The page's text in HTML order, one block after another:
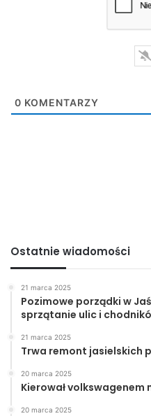
0 KOMENTARZY
Ostatnie wiadomości
21 marca 2025
Pozimowe porządki w
sprzątanie ulic i
21 marca 2025
Trwa remont jasielskich
20 marca 2025
Kierował volkswagenem
20 marca 2025